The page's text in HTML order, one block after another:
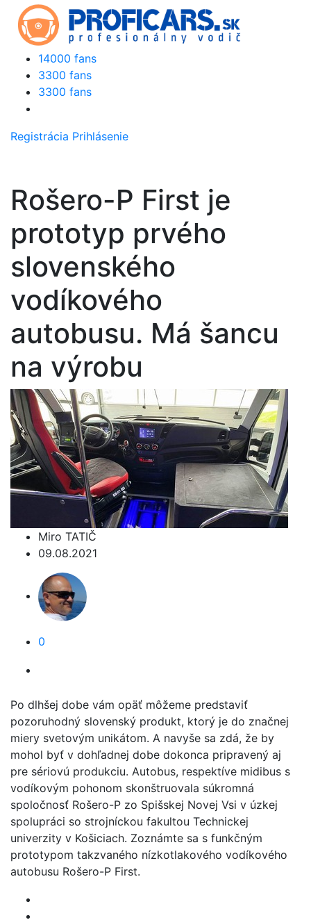
14000 fans
3300 fans
3300 fans
Registrácia Prihlásenie
Rošero-P First je
prototyp prvého
slovenského
vodíkového
autobusu. Má šancu
na výrobu
Miro TATIČ
09.08.2021
0
Po dlhšej dobe vám opäť môžeme predstaviť
pozoruhodný slovenský produkt, ktorý je do značnej
miery svetovým unikátom. A navyše sa zdá, že by
mohol byť v dohľadnej dobe dokonca pripravený aj
pre sériovú produkciu. Autobus, respektíve midibus s
vodíkovým pohonom skonštruovala súkromná
spoločnosť Rošero-P zo Spišskej Novej Vsi v úzkej
spolupráci so strojníckou fakultou Technickej
univerzity v Košiciach. Zoznámte sa s funkčným
prototypom takzvaného nízkotlakového vodíkového
autobusu Rošero-P First.